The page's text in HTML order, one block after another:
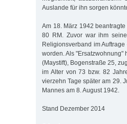
Auslande für ihn sorgen
Am 18. März 1942
80 RM. Zuvor war ihm
Religionsverband im
worden. Als "Ersatzwohnung"
(Maystift), Bogenstraße 25,
im Alter von 73 bzw. 82
vierzehn Tage später am 29.
Mannes am 8. August 1942.
Stand Dezember 2014